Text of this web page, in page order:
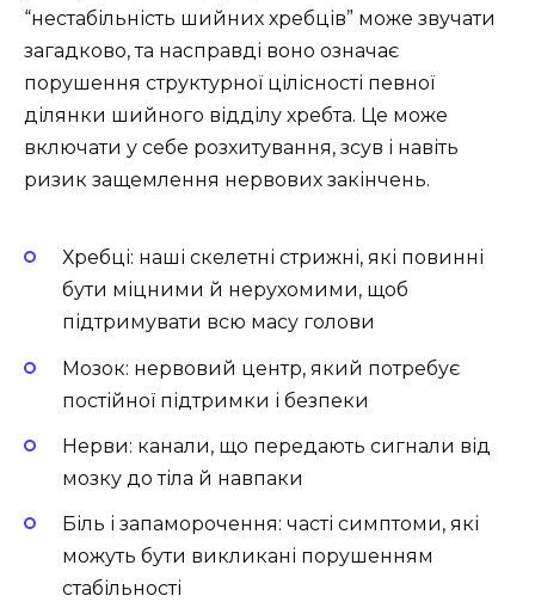
“нестабільність шийних хребців” може звучати
загадково, та насправді воно означає
порушення структурної цілісності певної
ділянки шийного відділу хребта. Це може
включати у себе розхитування, зсув і навіть
ризик защемлення нервових закінчень.
Хребці: наші скелетні стрижні, які повинні
бути міцними й нерухомими, щоб
підтримувати всю масу голови
Мозок: нервовий центр, який потребує
постійної підтримки і безпеки
Нерви: канали, що передають сигнали від
мозку до тіла й навпаки
Біль і запаморочення: часті симптоми, які
можуть бути викликані порушенням
стабільності